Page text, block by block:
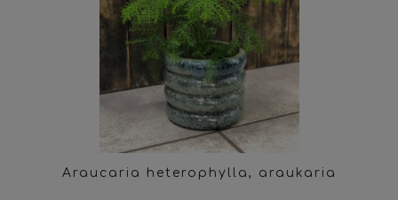
Araucaria heterophylla, araukaria